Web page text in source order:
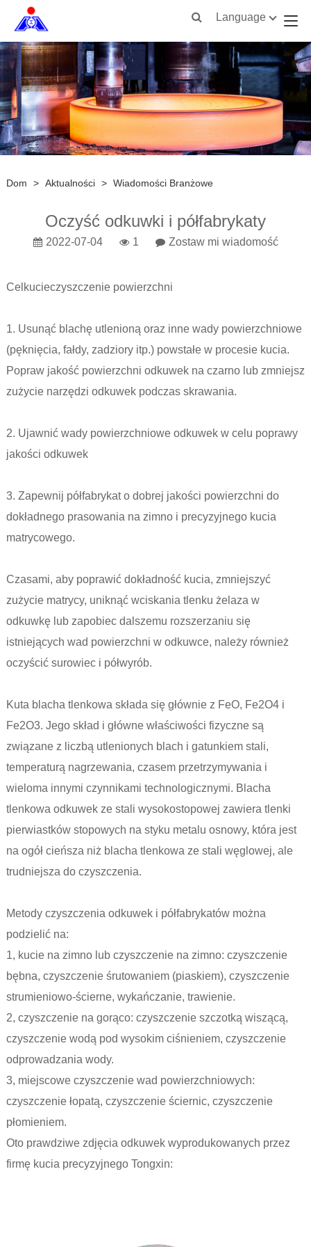
Language
Dom > Aktualności > Wiadomości Branżowe
Oczyść odkuwki i półfabrykaty
2022-07-04 1 Zostaw mi wiadomość
Cel kucieczyszczenie powierzchni
1. Usunąć blachę utlenioną oraz inne wady powierzchniowe
(pęknięcia, fałdy, zadziory itp.) powstałe w procesie kucia.
Popraw jakość powierzchni odkuwek na czarno lub zmniejsz
zużycie narzędzi odkuwek podczas skrawania.
2. Ujawnić wady powierzchniowe odkuwek w celu poprawy
jakości odkuwek
3. Zapewnij półfabrykat o dobrej jakości powierzchni do
dokładnego prasowania na zimno i precyzyjnego kucia
matrycowego.
Czasami, aby poprawić dokładność kucia, zmniejszyć
zużycie matrycy, uniknąć wciskania tlenku żelaza w
odkuwkę lub zapobiec dalszemu rozszerzaniu się
istniejących wad powierzchni w odkuwce, należy również
oczyścić surowiec i półwyrób.
Kuta blacha tlenkowa składa się głównie z FeO, Fe2O4 i
Fe2O3. Jego skład i główne właściwości fizyczne są
związane z liczbą utlenionych blach i gatunkiem stali,
temperaturą nagrzewania, czasem przetrzymywania i
wieloma innymi czynnikami technologicznymi. Blacha
tlenkowa odkuwek ze stali wysokostopowej zawiera tlenki
pierwiastków stopowych na styku metalu osnowy, która jest
na ogół cieńsza niż blacha tlenkowa ze stali węglowej, ale
trudniejsza do czyszczenia.
Metody czyszczenia odkuwek i półfabrykatów można
podzielić na:
1, kucie na zimno lub czyszczenie na zimno: czyszczenie
bębna, czyszczenie śrutowaniem (piaskiem), czyszczenie
strumieniowo-ścierne, wykańczanie, trawienie.
2, czyszczenie na gorąco: czyszczenie szczotką wiszącą,
czyszczenie wodą pod wysokim ciśnieniem, czyszczenie
odprowadzania wody.
3, miejscowe czyszczenie wad powierzchniowych:
czyszczenie łopatą, czyszczenie ściernic, czyszczenie
płomieniem.
Oto prawdziwe zdjęcia odkuwek wyprodukowanych przez
firmę kucia precyzyjnego Tongxin: